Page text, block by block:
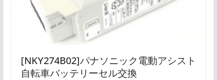
[NKY274B02]パナソニック電動アシスト
自転車バッテリーセル交換